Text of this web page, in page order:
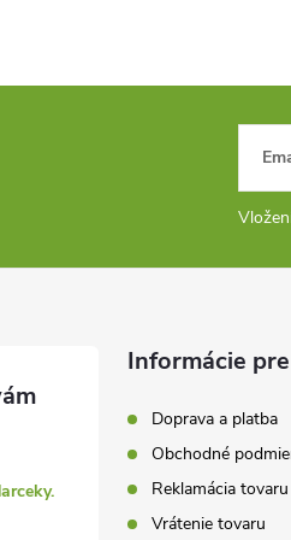
Informácie
Doprava a platba
Obchodné
Reklamácia tovaru
Vrátenie tovaru